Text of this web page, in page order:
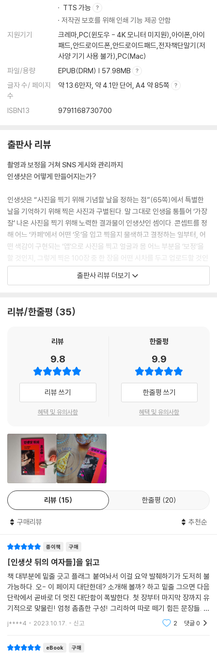
TTS 가능
저작권 보호를 위해 인쇄 기능 제공 안함
지원기기
크레마,PC(윈도우 - 4K 모니터 미지원),아이폰,아이
패드,안드로이드폰,안드로이드패드,전자책단말기(저
사양 기기 사용 불가),PC(Mac)
파일/용량
EPUB(DRM) | 57.98MB
글자 수/ 페이지
수
약 13.6만자, 약 4.1만 단어, A4 약 85쪽
ISBN13 9791168730700
출판사 리뷰
촬영과 보정을 거쳐 SNS 게시와 관리까지
인생샷은 어떻게 만들어지는가?
인생샷은 “사진을 찍기 위해 기념할 날을 정하는 점”(65쪽)에서 특별한
날을 기억하기 위해 찍은 사진과 구별된다. 말 그대로 인생을 통틀어 ‘가장
잘’ 나온 사진을 찍기 위해 노력한 결과물이 인생샷인 셈이다. 콘셉트를 정
해 어느 ‘카페’에서 어떤 ‘옷’을 입고 찍을지 물색하고 결정하는 일부터, 어
떤 색감이 구현되는 ‘앱’으로 사진을 찍고 얼굴과 몸 어느 부분을 ‘보정’을
할 것인지, 그렇게 찍은 100장 중 한 장을 어떤 시차를 두고 업로드할 것인
지(혹은 업로드를 포기할 것인지)까지 꽤 긴 고민과 노동이 들어간다.
친구 등과 “협업 속에서 만들어진다”(75쪽)는 점에 주목한다. 그들은 가
이의 큰 격차에 대한 비밀을 지켜주는 중요한 관계다. 가장 사적이고 비밀
기에는 서로에 대한 희생과 신뢰가 깔려 있다. 게다가 협업자의 역할은 여
기서 끝이 아니다.
인생샷이 진정한 의미를 획득하기 위해서는 그 사진을 게시할 적합한 공
간, 피드에 대한 피드백뿐 아니라 사진의 가치를 두루 알릴 만한 적절한 ‘좋
년대 후반부터 등장하기 시작한 각종 SNS(아이러브스쿨, 싸이월드, 페이
스북, 트위터, 카카오스토리, 인스타그램) 중에 인스타그램에서 유독 도드
라지는 특징이기도 하다. 특히 인스타그램에는 최근 올린 후 24시간에 사
라지며, 누가 게시물을 봤는지 확인할 수 있는 ‘스토리 기능’이 추가되면서
예상 관객에 따라 사진을 구분해 게시하는 것까지 가능하다. 변화하는 SN
S에 발맞추며 그곳에서 가장 효과를 낼 수 있는 단 한 장을 얻기 위해 수백
장의 비슷한 사진 속에서 옥석을 골라 만들어 내는 현장이 바로 인생샷과
인생샷에 대한 존재론적 탐구
이 책은 20대 초반부터 후반까지, 2019년부터 2022년까지 인스타그램
인생샷 문화에 참여했던 여성들을 인터뷰한 내용을 바탕에 둔다. 대부분
중산층 이상으로 여러 지역에 고루 거주하며, 이 중에는 수천 팔로워를 지
닌 이부터 지인들을 중심으로 소규모 계정을 운영하는 이들까지 다양하다.
저자는 “20대 중 무려 83%가 인스타그램을 이용”(111~112쪽)한다는 근
할을 고민하는 시기의 20대 여성들이 인생샷을 중심에 두고 자신의 현 위
출판사 리뷰 더보기
리뷰/한줄평 35
리뷰
9.8
리뷰 쓰기
혜택 및 유의사항
한줄평
9.9
한줄평 쓰기
혜택 및 유의사항
리뷰 15 한줄평 20
구매리뷰 추천순
종이책 구매
[인생샷 뒤의 여자들]을 읽고
책 대부분에 밑줄 긋고 플래그 붙여놔서 이걸 요약 발췌하기가 도저히 불
가능하다. 오- 이 페이지 대단한데? 소개해 볼까? 하고 밑줄 그으면 다음
단락에서 곧바로 더 멋진 대단함이 폭발한다. 첫 장부터 마지막 장까지 유
기적으로 맞물린! 엄청 촘촘한 구성! 그리하여 따로 떼기 힘든 문장들. 문
단들. 이거는 이거는 그냥 책 한 권을 통째로 보시라 권하는 수밖에 없다.
그래도
j****4 2023.10.17. 신고 2 댓글0
eBook 구매